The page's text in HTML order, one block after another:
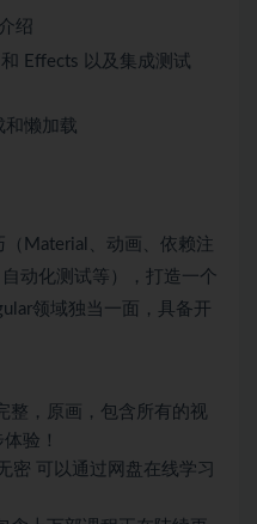
绍
Effects 以及集成测试
和懒加载
Material、动画、依赖注
自动化测试等），打造一个
领域独当一面，具备开
整，原画，包含所有的视
验！
密 可以通过网盘在线学习